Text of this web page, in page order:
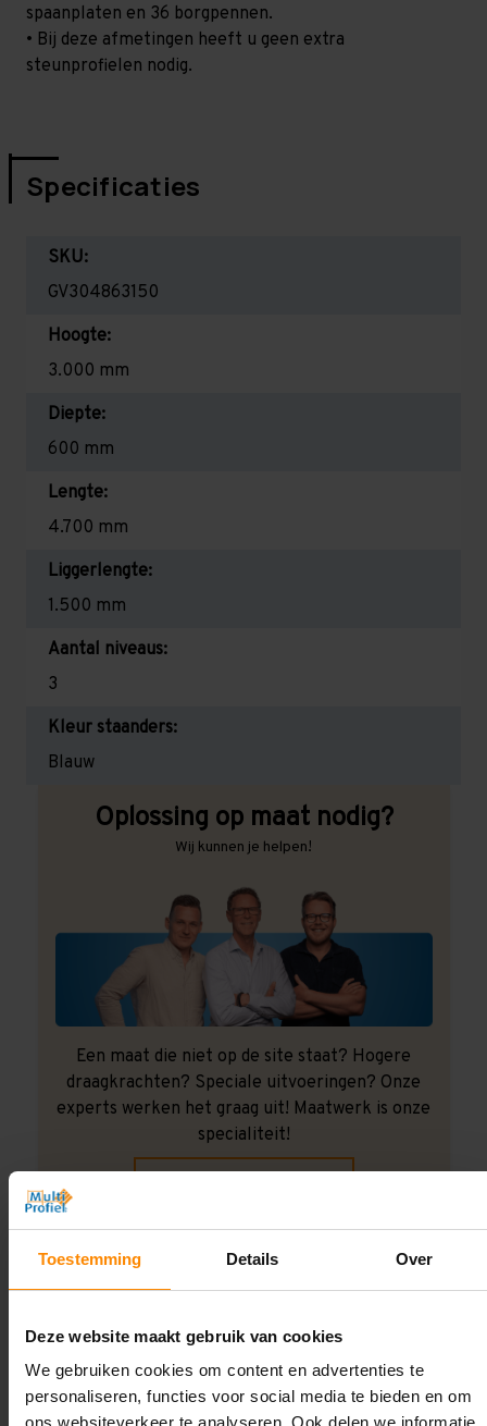
Toestemming Details Over
Deze website maakt gebruik van cookies
We gebruiken cookies om content en advertenties te
personaliseren, functies voor social media te bieden en om
ons websiteverkeer te analyseren. Ook delen we informatie
spaanplaten en 36 borgpennen.
• Bij deze afmetingen heeft u geen extra
steunprofielen nodig.
Specificaties
SKU:
GV304863150
Hoogte:
3.000 mm
Diepte:
600 mm
Lengte:
4.700 mm
Liggerlengte:
1.500 mm
Aantal niveaus:
3
Kleur staanders:
Blauw
Oplossing op maat nodig?
Wij kunnen je helpen!
Een maat die niet op de site staat? Hogere
draagkrachten? Speciale uitvoeringen? Onze
experts werken het graag uit! Maatwerk is onze
specialiteit!
Montage uitbesteden?